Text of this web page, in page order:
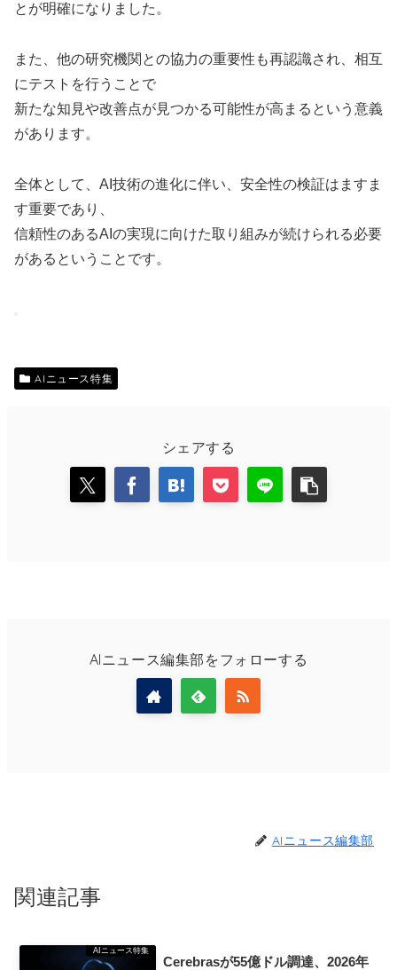
とが明確になりました。
また、他の研究機関との協力の重要性も再認識され、相互
にテストを行うことで
新たな知見や改善点が見つかる可能性が高まるという意義
があります。
全体として、AI技術の進化に伴い、安全性の検証はますま
す重要であり、
信頼性のあるAIの実現に向けた取り組みが続けられる必要
があるということです。
AIニュース特集
シェアする
AIニュース編集部をフォローする
AIニュース編集部
関連記事
AIニュース特集
Cerebrasが55億ドル調達、2026年